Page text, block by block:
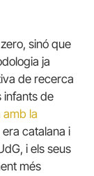
sinó que
ja
de recerca
infants de
la
catalana i
i els seus
més